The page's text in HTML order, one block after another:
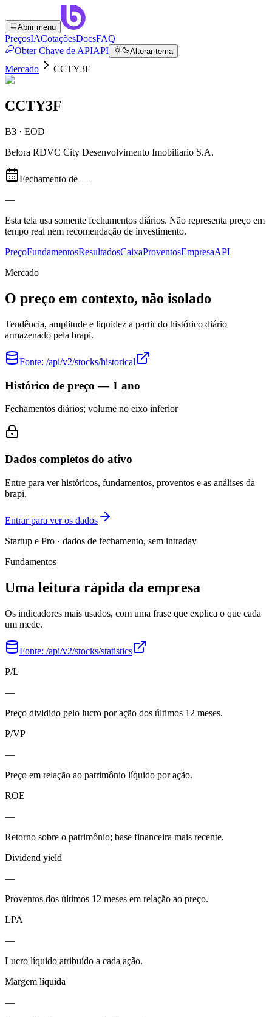
Abrir menu
PreçosIACotaçõesDocsFAQ
Obter Chave de APIAPI Alterar tema
Mercado CCTY3F
CCTY3F
B3 · EOD
Belora RDVC City Desenvolvimento Imobiliario S.A.
Fechamento de —
—
Esta tela usa somente fechamentos diários. Não representa preço em
tempo real nem recomendação de investimento.
PreçoFundamentosResultadosCaixaProventosEmpresaAPI
Mercado
O preço em contexto, não isolado
Tendência, amplitude e liquidez a partir do histórico diário
armazenado pela brapi.
Fonte: /api/v2/stocks/historical
Histórico de preço — 1 ano
Fechamentos diários; volume no eixo inferior
Dados completos do ativo
Entre para ver históricos, fundamentos, proventos e as análises da
brapi.
Entrar para ver os dados
Startup e Pro · dados de fechamento, sem intraday
Fundamentos
Uma leitura rápida da empresa
Os indicadores mais usados, com uma frase que explica o que cada
um mede.
Fonte: /api/v2/stocks/statistics
P/L
—
Preço dividido pelo lucro por ação dos últimos 12 meses.
P/VP
—
Preço em relação ao patrimônio líquido por ação.
ROE
—
Retorno sobre o patrimônio; base financeira mais recente.
Dividend yield
—
Proventos dos últimos 12 meses em relação ao preço.
LPA
—
Lucro líquido atribuído a cada ação.
Margem líquida
—